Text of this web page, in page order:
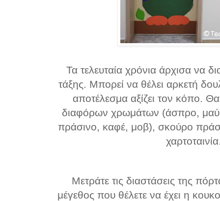
Τα τελευταία χρόνια άρχισα να
τάξης. Μπορεί να θέλει αρκετή
αποτέλεσμα αξίζει τον κόπο. Θα
διαφόρων χρωμάτων (άσπρο,
πράσινο, καφέ, μοβ), σκούρο
Μετράτε τις διαστάσεις της
μέγεθος που θέλετε να έχει η